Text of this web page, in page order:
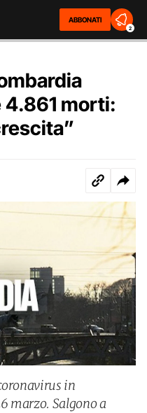
ABBONATI
2
morti:
in
marzo. Salgono a